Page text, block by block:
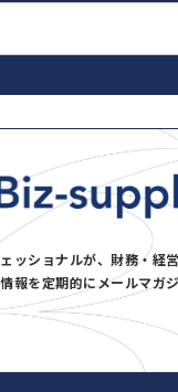
ッショナルが、財務・経
報を定期的にメールマガ